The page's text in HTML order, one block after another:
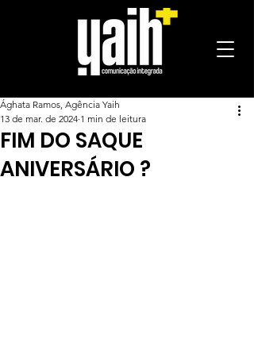
FIM DO SAQUE
ANIVERSÁRIO ?
Ághata Ramos, Agência Yaih
13 de mar. de 2024 1 min de leitura